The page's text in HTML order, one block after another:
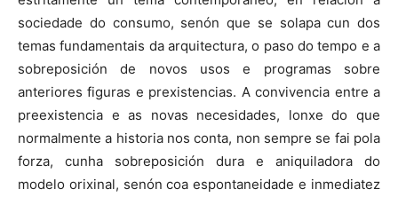
sociedade do consumo, senón que se solapa cun dos
temas fundamentais da arquitectura, o paso do tempo e a
sobreposición de novos usos e programas sobre
anteriores figuras e prexistencias. A convivencia entre a
preexistencia e as novas necesidades, lonxe do que
normalmente a historia nos conta, non sempre se fai pola
forza, cunha sobreposición dura e aniquiladora do
modelo orixinal, senón coa espontaneidade e inmediatez